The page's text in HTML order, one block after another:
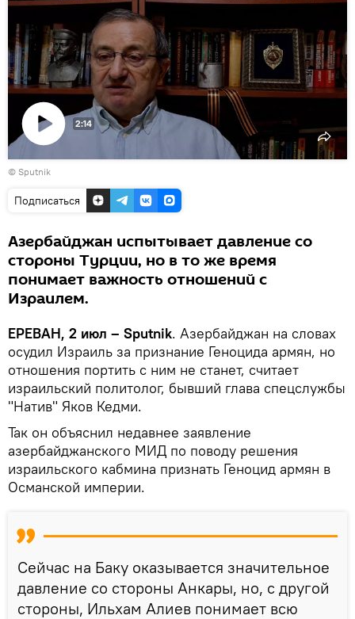
Воспроизвести
видео
2:14
© Sputnik
Подписаться
Азербайджан испытывает давление со
стороны Турции, но в то же время
понимает важность отношений с
Израилем.
ЕРЕВАН, 2 июл – Sputnik. Азербайджан на словах
осудил Израиль за признание Геноцида армян, но
отношения портить с ним не станет, считает
израильский политолог, бывший глава спецслужбы
"Натив" Яков Кедми.
Так он объяснил недавнее заявление
азербайджанского МИД по поводу решения
израильского кабмина признать Геноцид армян в
Османской империи.
Сейчас на Баку оказывается значительное
давление со стороны Анкары, но, с другой
стороны, Ильхам Алиев понимает всю